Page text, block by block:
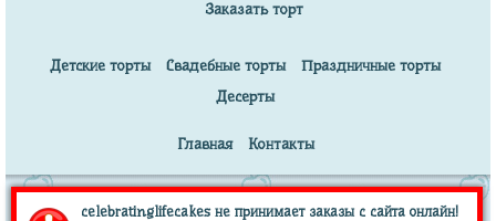
Заказать торт
Детские торты Свадебные торты
Праздничные торты
Десерты
Главная Контакты
celebratinglifecakes не принимает заказы с сайта онлайн!